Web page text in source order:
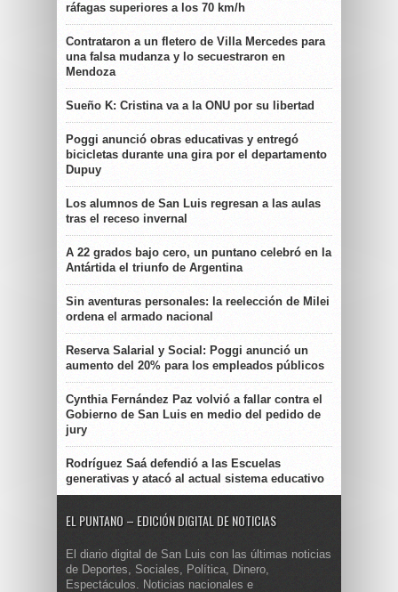
ráfagas superiores a los 70 km/h
Contrataron a un fletero de Villa Mercedes para
una falsa mudanza y lo secuestraron en
Mendoza
Sueño K: Cristina va a la ONU por su libertad
Poggi anunció obras educativas y entregó
bicicletas durante una gira por el departamento
Dupuy
Los alumnos de San Luis regresan a las aulas
tras el receso invernal
A 22 grados bajo cero, un puntano celebró en la
Antártida el triunfo de Argentina
Sin aventuras personales: la reelección de Milei
ordena el armado nacional
Reserva Salarial y Social: Poggi anunció un
aumento del 20% para los empleados públicos
Cynthia Fernández Paz volvió a fallar contra el
Gobierno de San Luis en medio del pedido de
jury
Rodríguez Saá defendió a las Escuelas
generativas y atacó al actual sistema educativo
EL PUNTANO – EDICIÓN DIGITAL DE NOTICIAS
El diario digital de San Luis con las últimas noticias
de Deportes, Sociales, Política, Dinero,
Espectáculos. Noticias nacionales e